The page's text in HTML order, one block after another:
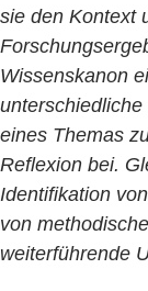
sie den Kontext
Wissenskanon
eines Themas
Reflexion bei.
Identifikation
von
weiterführende